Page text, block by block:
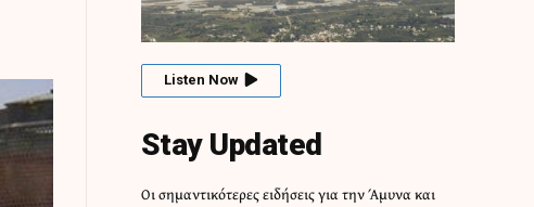
Listen Now
Stay Updated
Οι σημαντικότερες ειδήσεις για την Άμυνα και